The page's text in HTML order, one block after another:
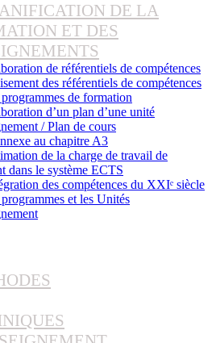
DE LA
ET DES
de référentiels de compétences
des référentiels de compétences
de formation
d’un plan d’une unité
/ Plan de cours
au chapitre A3
de la charge de travail de
dans le système ECTS
des compétences du XXIᵉ siècle
et les Unités